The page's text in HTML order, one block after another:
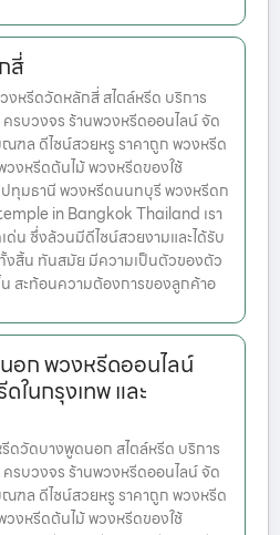
สี่
หรีดวัดหลักสี่ สไตล์หรีด บริการ
รบวงจร ร้านพวงหรีดออนไลน์ จัด
ฑล ดีไซน์สวยหรู ราคาถูก พวงหรีด
งหรีดต้นไม้ พวงหรีดของใช้
ทุมธานี พวงหรีดนนทบุรี พวงหรีดก
in Bangkok Thailand เรา
ด่น ซึ่งล้วนมีดีไซน์สวยงามและได้รับ
สิ้น ทันสมัย มีความเป็นตัวของตัว
สะท้อนความต้องการของลูกค้าอ
อก พวงหรีดออนไลน์
ในกรุงเทพ และ
วัดบางพูดนอก สไตล์หรีด บริการ
รบวงจร ร้านพวงหรีดออนไลน์ จัด
ฑล ดีไซน์สวยหรู ราคาถูก พวงหรีด
งหรีดต้นไม้ พวงหรีดของใช้